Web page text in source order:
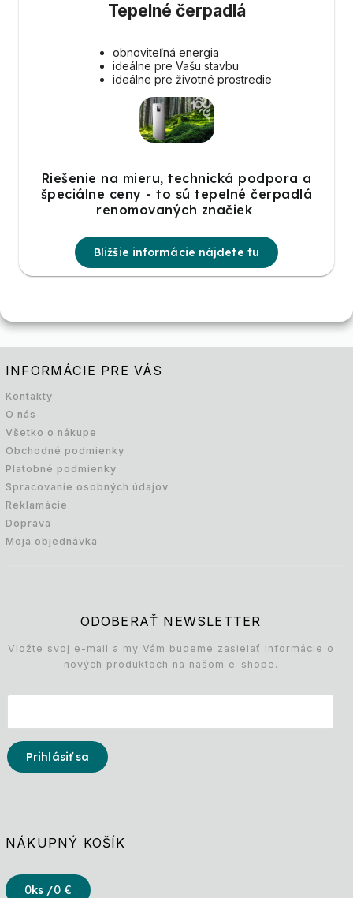
Tepelné čerpadlá
obnoviteľná energia
ideálne pre Vašu stavbu
ideálne pre životné prostredie
Riešenie na mieru, technická podpora a
špeciálne ceny - to sú tepelné čerpadlá
renomovaných značiek
Bližšie informácie nájdete tu
INFORMÁCIE PRE VÁS
Kontakty
O nás
Všetko o nákupe
Obchodné podmienky
Platobné podmienky
Spracovanie osobných údajov
Reklamácie
Doprava
Moja objednávka
ODOBERAŤ NEWSLETTER
Vložte svoj e-mail a my Vám budeme zasielať informácie o
nových produktoch na našom e-shope.
Prihlásiť sa
NÁKUPNÝ KOŠÍK
0ks /0 €